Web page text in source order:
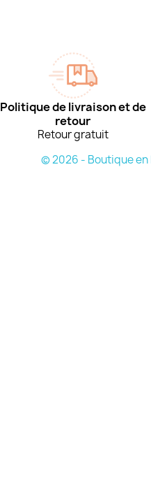
Politique de livraison et de
retour
Retour gratuit
© 2026 - Boutique